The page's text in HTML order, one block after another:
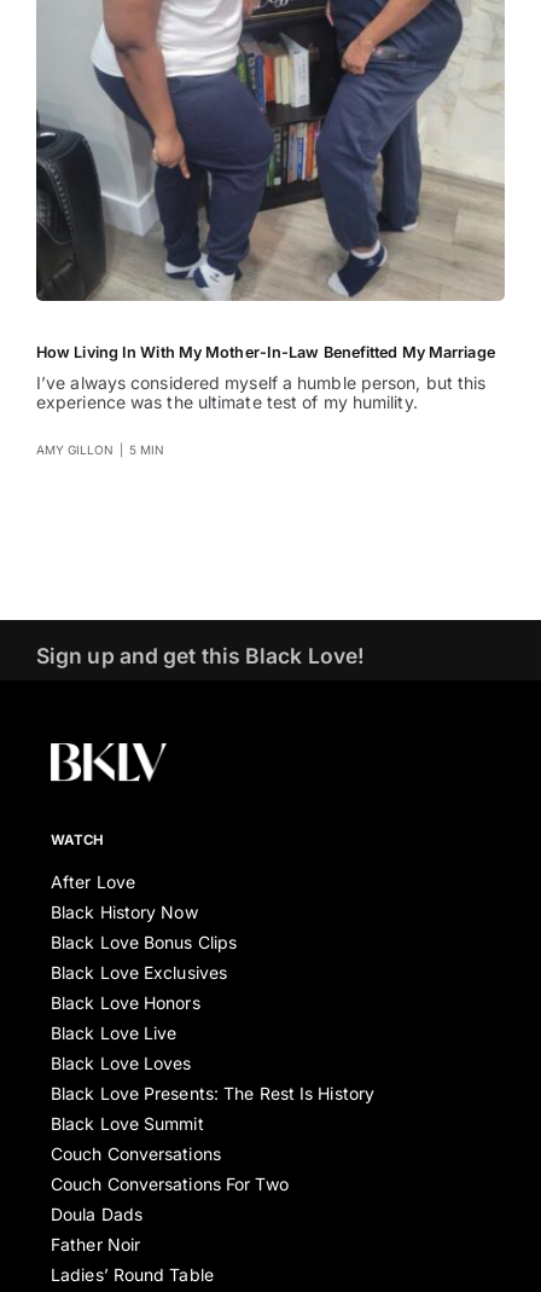
How Living In With My Mother-In-Law Benefitted My Marriage
I’ve always considered myself a humble person, but this
experience was the ultimate test of my humility.
AMY GILLON 5 MIN
Sign up and get this Black Love!
WATCH
After Love
Black History Now
Black Love Bonus Clips
Black Love Exclusives
Black Love Honors
Black Love Live
Black Love Loves
Black Love Presents: The Rest Is History
Black Love Summit
Couch Conversations
Couch Conversations For Two
Doula Dads
Father Noir
Ladies’ Round Table